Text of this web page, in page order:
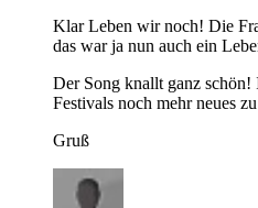
Klar Leben wir noch! Die
das war ja nun auch ein
Der Song knallt ganz
Festivals noch mehr neues
Gruß